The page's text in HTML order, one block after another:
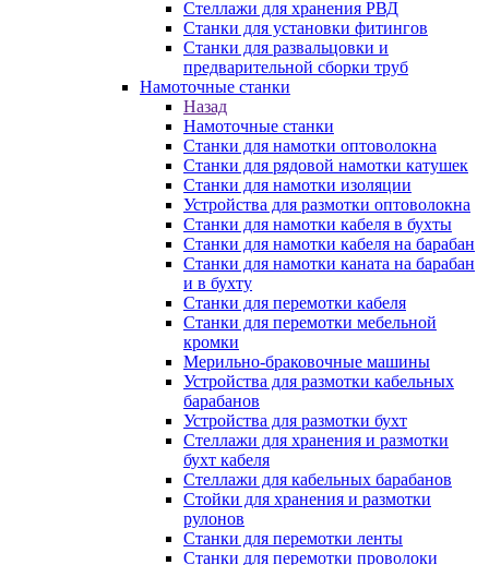
Стеллажи для хранения РВД
Станки для установки фитингов
Станки для развальцовки и
предварительной сборки труб
Намоточные станки
Назад
Намоточные станки
Станки для намотки оптоволокна
Станки для рядовой намотки катушек
Станки для намотки изоляции
Устройства для размотки оптоволокна
Станки для намотки кабеля в бухты
Станки для намотки кабеля на барабан
Станки для намотки каната на барабан
и в бухту
Станки для перемотки кабеля
Станки для перемотки мебельной
кромки
Мерильно-браковочные машины
Устройства для размотки кабельных
барабанов
Устройства для размотки бухт
Стеллажи для хранения и размотки
бухт кабеля
Стеллажи для кабельных барабанов
Стойки для хранения и размотки
рулонов
Станки для перемотки ленты
Станки для перемотки проволоки